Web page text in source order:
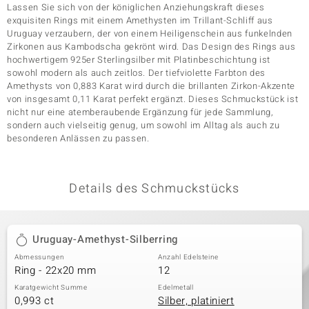
Lassen Sie sich von der königlichen Anziehungskraft dieses
exquisiten Rings mit einem Amethysten im Trillant-Schliff aus
Uruguay verzaubern, der von einem Heiligenschein aus funkelnden
Zirkonen aus Kambodscha gekrönt wird. Das Design des Rings aus
hochwertigem 925er Sterlingsilber mit Platinbeschichtung ist
sowohl modern als auch zeitlos. Der tiefviolette Farbton des
Amethysts von 0,883 Karat wird durch die brillanten Zirkon-Akzente
von insgesamt 0,11 Karat perfekt ergänzt. Dieses Schmuckstück ist
nicht nur eine atemberaubende Ergänzung für jede Sammlung,
sondern auch vielseitig genug, um sowohl im Alltag als auch zu
besonderen Anlässen zu passen.
Details des Schmuckstücks
Uruguay-Amethyst-Silberring
Abmessungen
Ring - 22x20 mm
Anzahl Edelsteine
12
Karatgewicht Summe
0,993 ct
Edelmetall
Silber, platiniert